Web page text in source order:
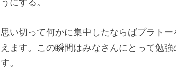
何でもいいので一つのことに徹底的にこだ
英単語帳の一部でもいいので完璧に覚え
うにする。